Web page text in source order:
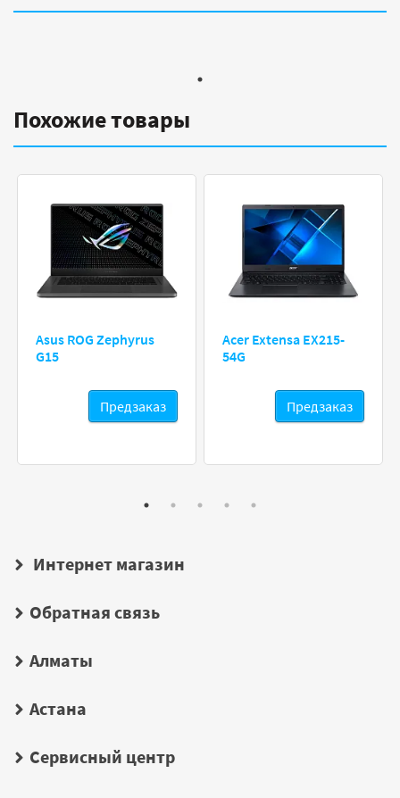
Похожие товары
Asus ROG Zephyrus
G15
Предзаказ
Acer Extensa EX215-
54G
Предзаказ
Интернет магазин
Обратная связь
Алматы
Астана
Сервисный центр